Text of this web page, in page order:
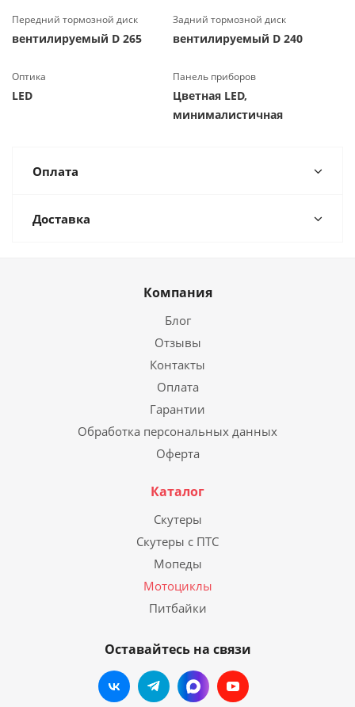
Передний тормозной диск
вентилируемый D 265
Задний тормозной диск
вентилируемый D 240
Оптика
LED
Панель приборов
Цветная LED,
минималистичная
Оплата
Доставка
Компания
Блог
Отзывы
Контакты
Оплата
Гарантии
Обработка персональных данных
Оферта
Каталог
Скутеры
Скутеры с ПТС
Мопеды
Мотоциклы
Питбайки
Оставайтесь на связи